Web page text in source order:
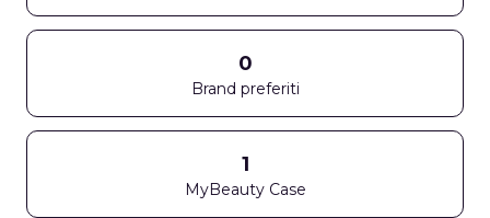
0
Brand preferiti
1
MyBeauty Case